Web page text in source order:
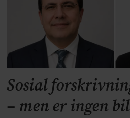
Sosial
– men er ingen